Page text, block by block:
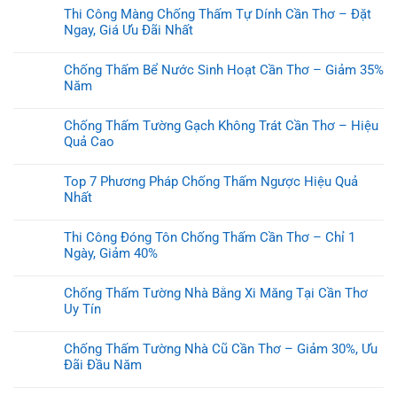
Thi Công Màng Chống Thấm Tự Dính Cần Thơ – Đặt
Ngay, Giá Ưu Đãi Nhất
Chống Thấm Bể Nước Sinh Hoạt Cần Thơ – Giảm 35%
Năm
Chống Thấm Tường Gạch Không Trát Cần Thơ – Hiệu
Quả Cao
Top 7 Phương Pháp Chống Thấm Ngược Hiệu Quả
Nhất
Thi Công Đóng Tôn Chống Thấm Cần Thơ – Chỉ 1
Ngày, Giảm 40%
Chống Thấm Tường Nhà Bằng Xi Măng Tại Cần Thơ
Uy Tín
Chống Thấm Tường Nhà Cũ Cần Thơ – Giảm 30%, Ưu
Đãi Đầu Năm